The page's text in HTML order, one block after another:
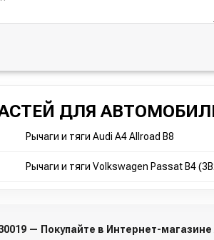
ДЛЯ
Рычаги и тяги Audi A4 Allroad B8
Рычаги и тяги Volkswagen Passat B4
— Покупайте в Интернет-магазине